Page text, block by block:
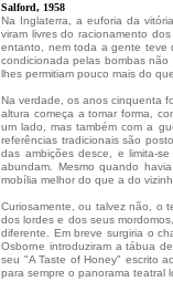
Salford, 1958
Na Inglaterra, a euforia da
viram livres do racionamento
entanto, nem toda a gente teve
condicionada pelas bombas
lhes permitiam pouco mais do
Na verdade, os anos cinquenta
altura começa a tomar forma,
um lado, mas também com a
referências tradicionais são
das ambições desce, e limita-
abundam. Mesmo quando
mobília melhor do que a do
Curiosamente, ou talvez não, o
dos lordes e dos seus
diferente. Em breve surgiria o
Osborne introduziram a tábua
seu "A Taste of Honey" escrito
para sempre o panorama teatral